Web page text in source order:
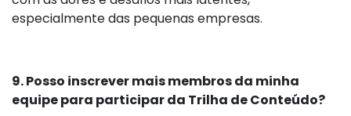
especialmente das pequenas empresas.
9. Posso inscrever mais membros da minha
equipe para participar da Trilha de Conteúdo?